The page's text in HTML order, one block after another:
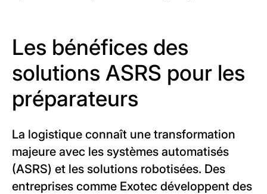
Les bénéfices des
solutions ASRS pour les
préparateurs
La logistique connaît une transformation
majeure avec les systèmes automatisés
(ASRS) et les solutions robotisées. Des
entreprises comme Exotec développent des